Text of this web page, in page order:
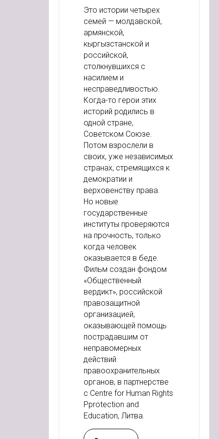
Это истории четырех
семей — молдавской,
армянской,
кыргызстанской и
российской,
столкнувшихся с
насилием и
несправедливостью.
Когда-то герои этих
историй родились в
одной стране,
Советском Союзе.
Потом взрослели в
своих, уже независимых
странах, стремящихся к
демократии и
верховенству права.
Но новые
государственные
институты проверяются
на прочность, только
когда человек
оказывается в беде.
Фильм создан фондом
«Общественный
вердикт», российской
правозащитной
организацией,
оказывающей помощь
пострадавшим от
неправомерных
действий
правоохранительных
органов, в партнерстве
с Centre for Human Rights
Pprotection and
Education, Литва.